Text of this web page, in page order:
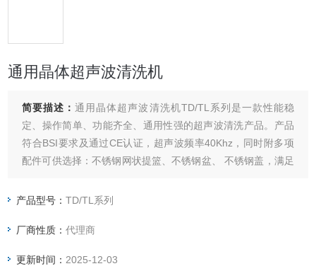
通用晶体超声波清洗机
简要描述：通用晶体超声波清洗机TD/TL系列是一款性能稳
定、操作简单、功能齐全、通用性强的超声波清洗产品。产品
符合BSI要求及通过CE认证，超声波频率40Khz，同时附多项
配件可供选择：不锈钢网状提篮、不锈钢盆、 不锈钢盖，满足
产品型号：TD/TL系列
厂商性质：代理商
更新时间： 2025-12-03